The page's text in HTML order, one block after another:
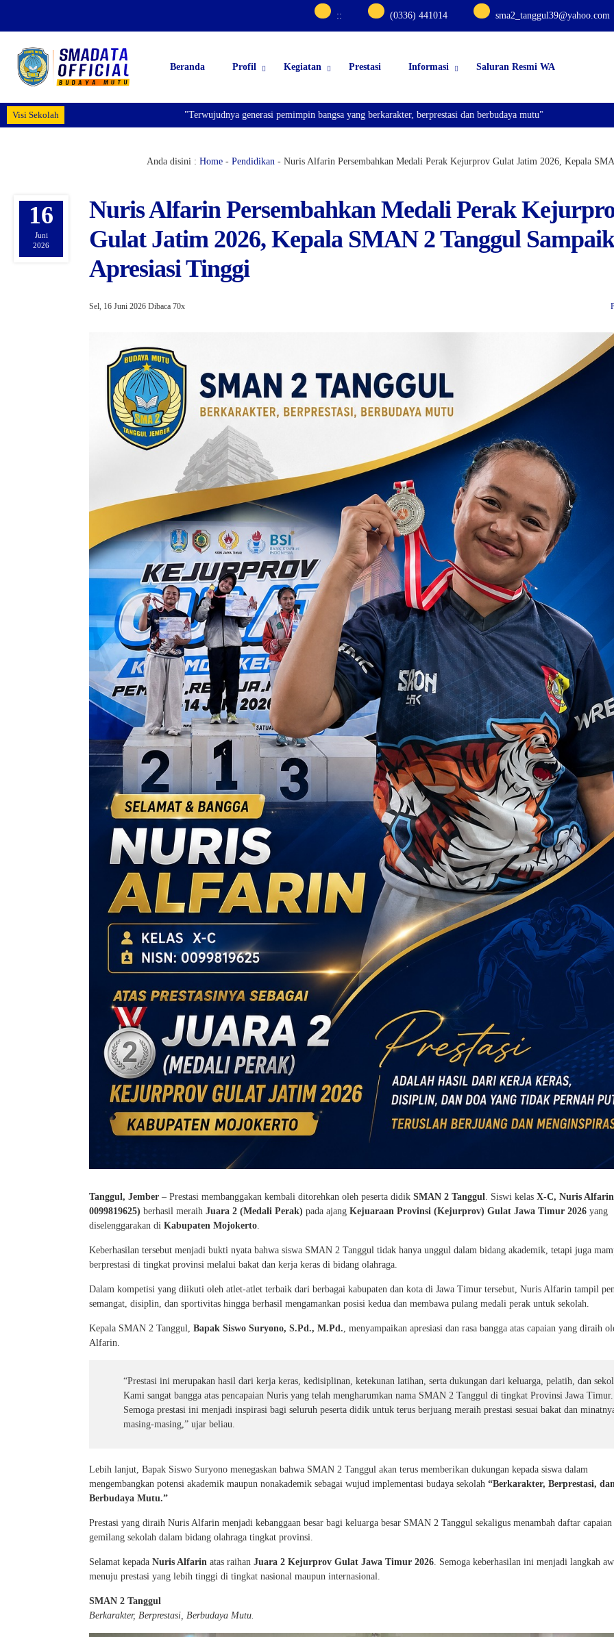
:: (0336) 441014 sma2_tanggul39@yahoo.com
Beranda Profil Kegiatan Prestasi Informasi Saluran Resmi WA
Visi Sekolah "Terwujudnya generasi pemimpin bangsa yang berkarakter, berprestasi dan berbudaya mutu"
Anda disini : Home- Pendidikan- Nuris Alfarin Persembahkan Medali Perak Kejurprov Gulat Jatim 2026, Kepala
16
Juni
2026
Nuris Alfarin Persembahkan Medali Perak
Gulat Jatim 2026, Kepala SMAN 2 Tanggul
Apresiasi Tinggi
Sel, 16 Juni 2026 Dibaca 70x
Tanggul, Jember – Prestasi membanggakan kembali ditorehkan oleh peserta didik SMAN 2 Tanggul. Siswi kelas X-C, Nuris
0099819625) berhasil meraih Juara 2 (Medali Perak) pada ajang Kejuaraan Provinsi (Kejurprov) Gulat Jawa Timur 2026 yang
diselenggarakan di Kabupaten Mojokerto.
Keberhasilan tersebut menjadi bukti nyata bahwa siswa SMAN 2 Tanggul tidak hanya unggul dalam bidang akademik, tetapi juga
berprestasi di tingkat provinsi melalui bakat dan kerja keras di bidang olahraga.
Dalam kompetisi yang diikuti oleh atlet-atlet terbaik dari berbagai kabupaten dan kota di Jawa Timur tersebut, Nuris Alfarin tampil
semangat, disiplin, dan sportivitas hingga berhasil mengamankan posisi kedua dan membawa pulang medali perak untuk sekolah.
Kepala SMAN 2 Tanggul, Bapak Siswo Suryono, S.Pd., M.Pd., menyampaikan apresiasi dan rasa bangga atas capaian yang diraih
Alfarin.
“Prestasi ini merupakan hasil dari kerja keras, kedisiplinan, ketekunan latihan, serta dukungan dari keluarga, pelatih, dan
Kami sangat bangga atas pencapaian Nuris yang telah mengharumkan nama SMAN 2 Tanggul di tingkat Provinsi Jawa Timur.
Semoga prestasi ini menjadi inspirasi bagi seluruh peserta didik untuk terus berjuang meraih prestasi sesuai bakat dan
masing-masing,” ujar beliau.
Lebih lanjut, Bapak Siswo Suryono menegaskan bahwa SMAN 2 Tanggul akan terus memberikan dukungan kepada siswa dalam
mengembangkan potensi akademik maupun nonakademik sebagai wujud implementasi budaya sekolah “Berkarakter, Berprestasi,
Berbudaya Mutu.”
Prestasi yang diraih Nuris Alfarin menjadi kebanggaan besar bagi keluarga besar SMAN 2 Tanggul sekaligus menambah daftar capaian
gemilang sekolah dalam bidang olahraga tingkat provinsi.
Selamat kepada Nuris Alfarin atas raihan Juara 2 Kejurprov Gulat Jawa Timur 2026. Semoga keberhasilan ini menjadi langkah
menuju prestasi yang lebih tinggi di tingkat nasional maupun internasional.
SMAN 2 Tanggul
Berkarakter, Berprestasi, Berbudaya Mutu.